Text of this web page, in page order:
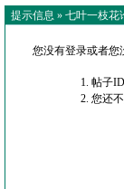
提示信息 » 七叶一枝花
您没有登录或者您
帖子
您还